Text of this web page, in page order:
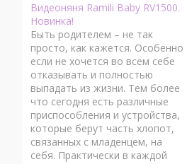
Видеоняня Ramili Baby RV1500.
Новинка!
Быть родителем – не так
просто, как кажется. Особенно
если не хочется во всем себе
отказывать и полностью
выпадать из жизни. Тем более
что сегодня есть различные
приспособления и устройства,
которые берут часть хлопот,
связанных с младенцем, на
себя. Практически в каждой